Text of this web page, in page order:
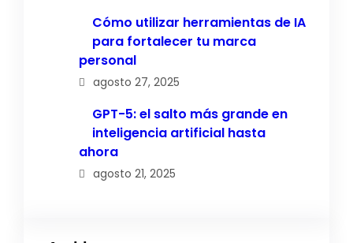
Cómo utilizar herramientas de IA
para fortalecer tu marca
personal
agosto 27, 2025
GPT-5: el salto más grande en
inteligencia artificial hasta
ahora
agosto 21, 2025